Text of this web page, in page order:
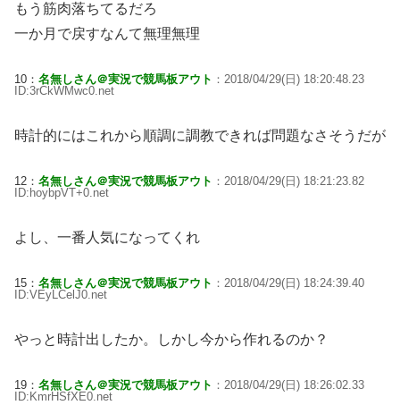
もう筋肉落ちてるだろ
一か月で戻すなんて無理無理
10： 名無しさん＠実況で競馬板アウト ：2018/04/29(日) 18:20:48.23
ID:3rCkWMwc0.net
時計的にはこれから順調に調教できれば問題なさそうだが
12： 名無しさん＠実況で競馬板アウト ：2018/04/29(日) 18:21:23.82
ID:hoybpVT+0.net
よし、一番人気になってくれ
15： 名無しさん＠実況で競馬板アウト ：2018/04/29(日) 18:24:39.40
ID:VEyLCelJ0.net
やっと時計出したか。しかし今から作れるのか？
19： 名無しさん＠実況で競馬板アウト ：2018/04/29(日) 18:26:02.33
ID:KmrHSfXE0.net